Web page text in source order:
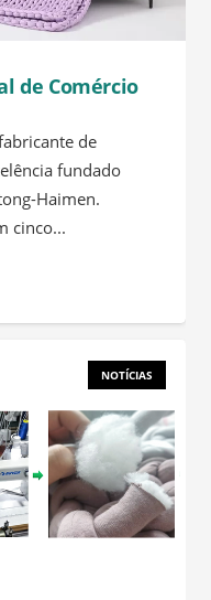
de Comércio
de
fundado
Haimen.
cinco...
NOTÍCIAS